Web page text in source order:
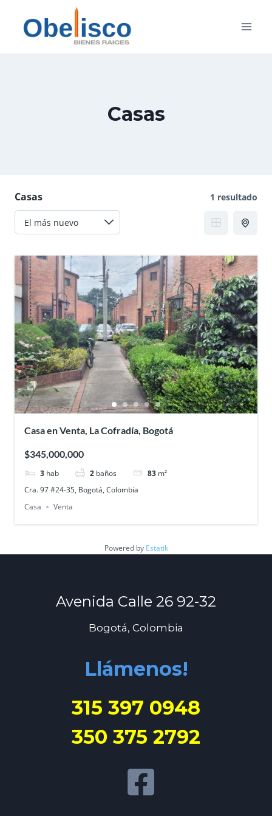
contenido
Casas
Casas 1 resultado
Casa en Venta, La Cofradía, Bogotá
$345,000,000
3 hab 2 baños 83 m²
Cra. 97 #24-35, Bogotá, Colombia
Casa
Venta
Powered by Estatik
Avenida Calle 26 92-32
Bogotá, Colombia
Llámenos!
315 397 0948
350 375 2792